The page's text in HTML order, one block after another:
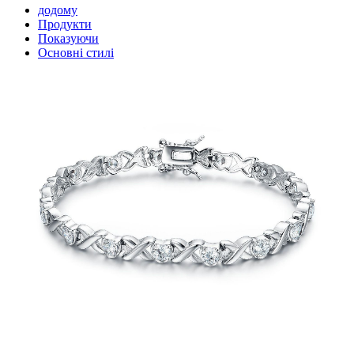
додому
Продукти
Показуючи
Основні стилі